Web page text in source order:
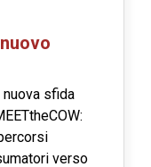
nuova sfida
verso